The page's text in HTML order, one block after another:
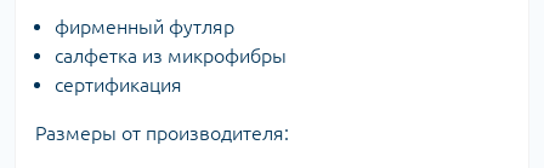
фирменный футляр
салфетка из микрофибры
сертификация
Размеры от производителя: